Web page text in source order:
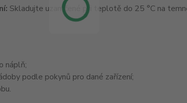
Skladujte uzamčené při teplotě do 25 °C na
náplň;
podle pokynů pro dané zařízení;